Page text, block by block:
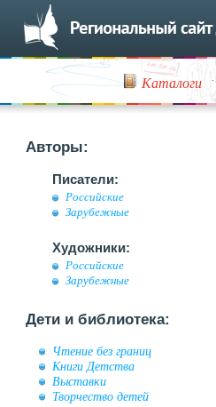
Каталоги
Авторы:
Писатели:
Российские
Зарубежные
Художники:
Российские
Зарубежные
Дети и библиотека:
Чтение без границ
Книги Детства
Выставки
Творчество детей